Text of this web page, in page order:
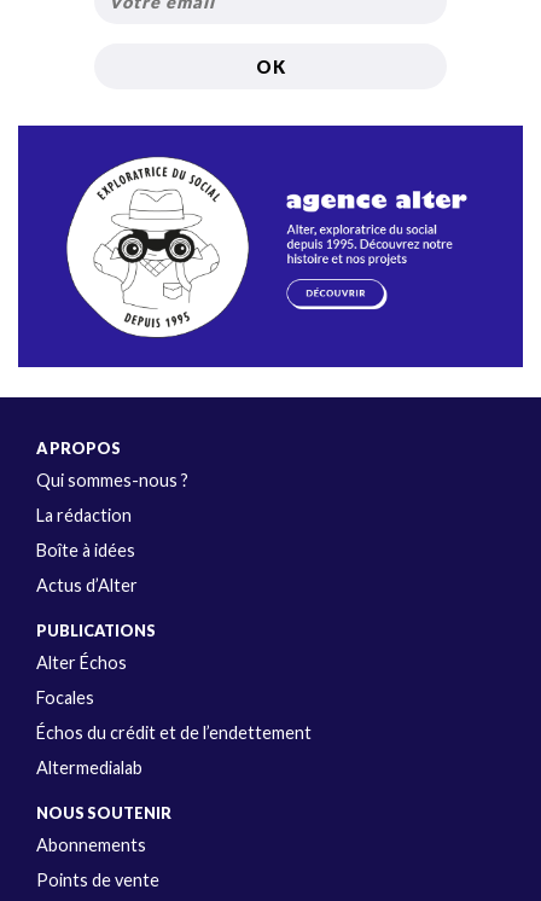
A PROPOS
Qui sommes-nous ?
La rédaction
Boîte à idées
Actus d’Alter
PUBLICATIONS
Alter Échos
Focales
Échos du crédit et de l’endettement
Altermedialab
NOUS SOUTENIR
Abonnements
Points de vente